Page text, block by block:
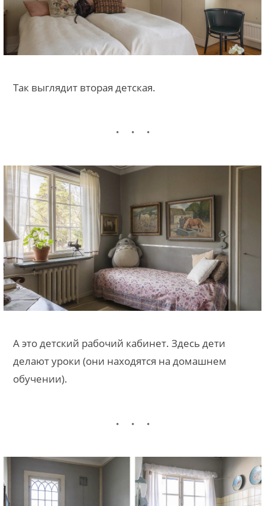
Так выглядит вторая детская.
А это детский рабочий кабинет. Здесь дети
делают уроки (они находятся на домашнем
обучении).